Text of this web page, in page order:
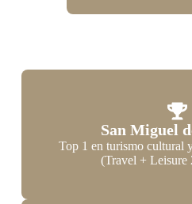
San Miguel
Top 1 en turismo cultural
(Travel + Leisure